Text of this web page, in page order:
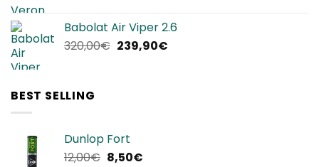
era:
240,00€.
è:
144,00€.
Babolat Air Viper 2.6
320,00€ Il
239,90€Il
BEST SELLING
Dunlop Fort
12,00€ Il
8,50€Il